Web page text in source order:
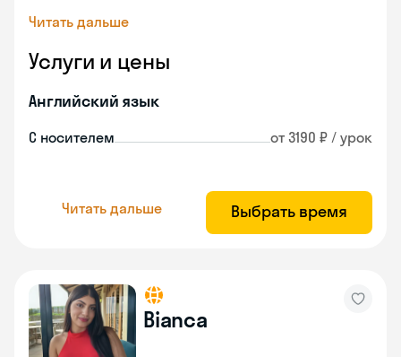
Читать дальше
Услуги и цены
Английский язык
С носителем от 3190 ₽ / урок
Читать дальше Выбрать время
Bianca